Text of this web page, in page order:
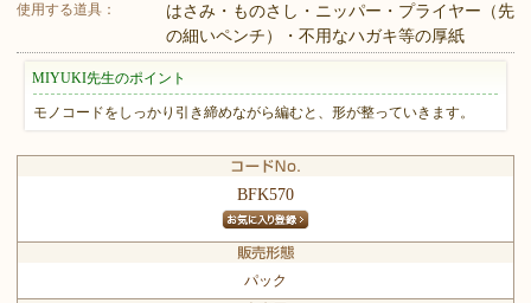
使用する道具：
はさみ・ものさし・ニッパー・プライヤー（先
の細いペンチ）・不用なハガキ等の厚紙
MIYUKI先生のポイント
モノコードをしっかり引き締めながら編むと、形が整っていきます。
BFK570
パック